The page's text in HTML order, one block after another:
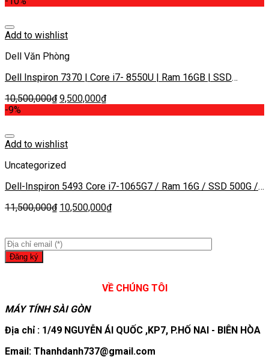
Add to wishlist
Dell Văn Phòng
Dell Inspiron 7370 | Core i7- 8550U | Ram 16GB | SSD
10,500,000₫ 9,500,000₫
-9%
Add to wishlist
Uncategorized
Dell-Inspiron 5493 Core i7-1065G7 / Ram 16G / SSD 500G /
11,500,000₫ 10,500,000₫
VỀ CHÚNG TÔI
MÁY TÍNH SÀI GÒN
Địa chỉ : 1/49 NGUYỄN ÁI QUỐC ,KP7, P.HỐ NAI - BIÊN HÒA
Email: Thanhdanh737@gmail.com